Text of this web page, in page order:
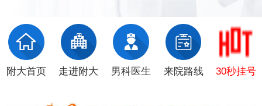
附大首页 走进附大 男科医生 来院路线 30秒挂号